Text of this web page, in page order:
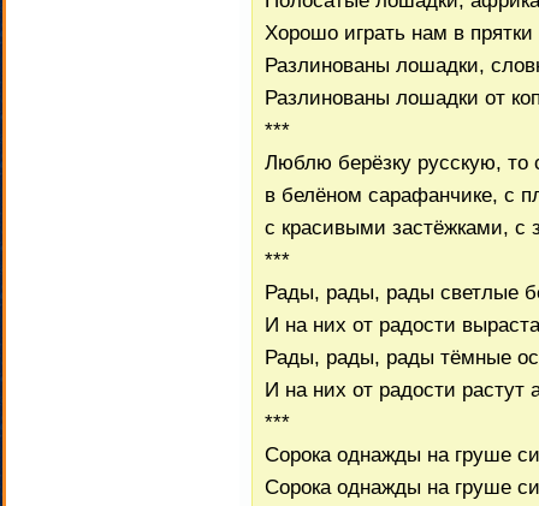
Хорошо играть нам в
Разлинованы лошадки,
Разлинованы лошадки от
***
Люблю берёзку русскую, то
в белёном сарафанчике, с
с красивыми застёжками, с
***
Рады, рады, рады светлые
И на них от радости
Рады, рады, рады тёмные
И на них от радости растут
***
Сорока однажды на груше
Сорока однажды на груше